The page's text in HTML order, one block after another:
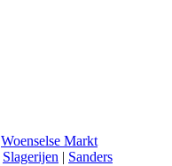
Woenselse Markt
Slagerijen | Sanders